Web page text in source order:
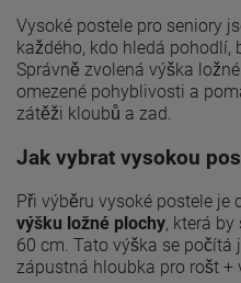
Vysoké postele pro seniory
každého, kdo hledá pohodlí,
Správně zvolená výška
omezené pohyblivosti a
zátěži kloubů a zad.
Jak vybrat vysokou
Při výběru vysoké postele je
výšku ložné plochy, která
60 cm. Tato výška se počítá
zápustná hloubka pro rošt +